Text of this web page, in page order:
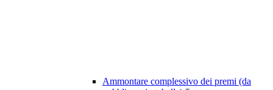
Ammontare complessivo dei premi (da